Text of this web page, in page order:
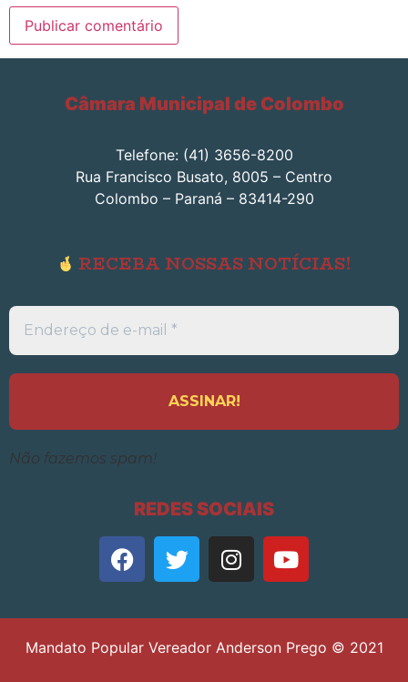
Câmara Municipal de Colombo
Telefone: (41) 3656-8200
Rua Francisco Busato, 8005 – Centro
Colombo – Paraná – 83414-290
RECEBA NOSSAS NOTÍCIAS!
Endereço
de
e-
*
Não fazemos spam!
REDES SOCIAIS
Mandato Popular Vereador Anderson Prego © 2021